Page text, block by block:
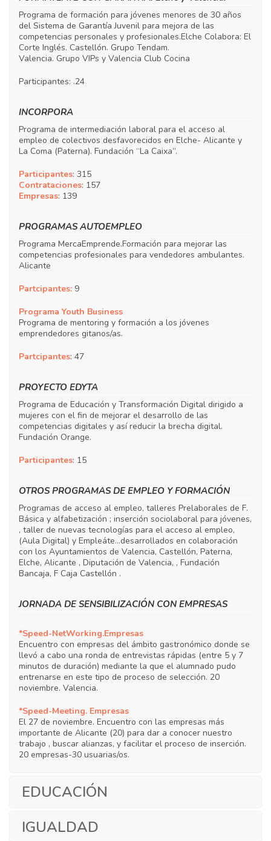
Programa de formación para jóvenes menores de 30 años
del Sistema de Garantía Juvenil para mejora de las
competencias personales y profesionales.Elche Colabora: El
Corte Inglés. Castellón. Grupo Tendam.
Valencia. Grupo VIPs y Valencia Club Cocina
Participantes: .24
INCORPORA
Programa de intermediación laboral para el acceso al
empleo de colectivos desfavorecidos en Elche- Alicante y
La Coma (Paterna). Fundación “La Caixa”.
Participantes: 315
Contrataciones: 157
Empresas: 139
PROGRAMAS AUTOEMPLEO
Programa MercaEmprende.Formación para mejorar las
competencias profesionales para vendedores ambulantes.
Alicante
Partcipantes: 9
Programa Youth Business
Programa de mentoring y formación a los jóvenes
emprendedores gitanos/as.
Partcipantes: 47
PROYECTO EDYTA
Programa de Educación y Transformación Digital dirigido a
mujeres con el fin de mejorar el desarrollo de las
competencias digitales y así reducir la brecha digital.
Fundación Orange.
Participantes: 15
OTROS PROGRAMAS DE EMPLEO Y FORMACIÓN
Programas de acceso al empleo, talleres Prelaborales de F.
Básica y alfabetización ; inserción sociolaboral para jóvenes,
, taller de nuevas tecnologías para el acceso al empleo,
(Aula Digital) y Empleáte…desarrollados en colaboración
con los Ayuntamientos de Valencia, Castellón, Paterna,
Elche, Alicante , Diputación de Valencia, , Fundación
Bancaja, F Caja Castellón .
JORNADA DE SENSIBILIZACIÓN CON EMPRESAS
*Speed-NetWorking.Empresas
Encuentro con empresas del ámbito gastronómico donde se
llevó a cabo una ronda de entrevistas rápidas (entre 5 y 7
minutos de duración) mediante la que el alumnado pudo
entrenarse en este tipo de proceso de selección. 20
noviembre. Valencia.
*Speed-Meeting. Empresas
El 27 de noviembre. Encuentro con las empresas más
importante de Alicante (20) para dar a conocer nuestro
trabajo , buscar alianzas, y facilitar el proceso de inserción.
20 empresas-30 usuarias/os.
EDUCACIÓN
IGUALDAD